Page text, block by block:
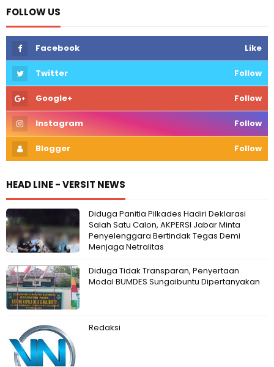
FOLLOW US
Facebook Like
Twitter Follow
Google+ Follow
Instagram Follow
Blogger Follow
HEAD LINE - VERSIT NEWS
Diduga Panitia Pilkades Hadiri Deklarasi
Salah Satu Calon, AKPERSI Jabar Minta
Penyelenggara Bertindak Tegas Demi
Menjaga Netralitas
Diduga Tidak Transparan, Penyertaan
Modal BUMDES Sungaibuntu Dipertanyakan
Redaksi